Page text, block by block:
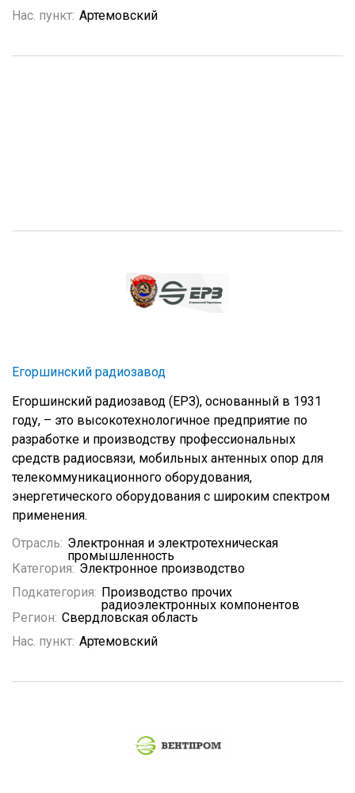
Нас. пункт: Артемовский
Егоршинский радиозавод
Егоршинский радиозавод (ЕРЗ), основанный в 1931
году, – это высокотехнологичное предприятие по
разработке и производству профессиональных
средств радиосвязи, мобильных антенных опор для
телекоммуникационного оборудования,
энергетического оборудования с широким спектром
применения.
Отрасль: Электронная и электротехническая
промышленность
Категория: Электронное производство
Подкатегория: Производство прочих
радиоэлектронных компонентов
Регион: Свердловская область
Нас. пункт: Артемовский